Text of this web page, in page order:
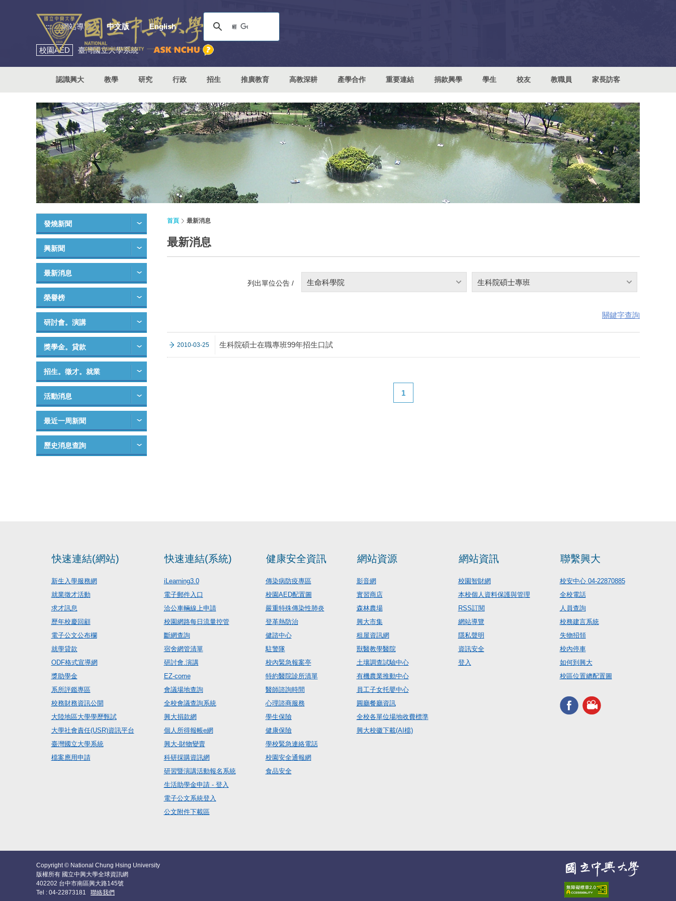
::: 網站導覽 中文版 English
校園AED 臺灣國立大學系統
認識興大 教學 研究 行政 招生 推廣教育 高教深耕 產學合作 重要連結 捐款興學 學生 校友 教職員 家長訪客
發燒新聞
興新聞
最新消息
榮譽榜
研討會。演講
獎學金。貸款
招生。徵才。就業
活動消息
最近一周新聞
歷史消息查詢
首頁 最新消息
最新消息
列出單位公告 / 生命科學院 生科院碩士專班
關鍵字查詢
2010-03-25 生科院碩士在職專班99年招生口試
1
快速連結(網站)
新生入學服務網
就業徵才活動
求才訊息
歷年校慶回顧
電子公文公布欄
就學貸款
ODF格式宣導網
獎助學金
系所評鑑專區
校務財務資訊公開
大陸地區大學學歷甄試
大學社會責任(USR)資訊平台
臺灣國立大學系統
檔案應用申請
快速連結(系統)
iLearning3.0
電子郵件入口
洽公車輛線上申請
校園網路每日流量控管
斷網查詢
宿舍網管清單
研討會.演講
EZ-come
會議場地查詢
全校會議查詢系統
興大捐款網
個人所得報帳e網
興大-財物變賣
科研採購資訊網
研習暨演講活動報名系統
生活助學金申請 - 登入
電子公文系統登入
公文附件下載區
健康安全資訊
傳染病防疫專區
校園AED配置圖
嚴重特殊傳染性肺炎
登革熱防治
健諮中心
駐警隊
校內緊急報案亭
特約醫院診所清單
醫師諮詢時間
心理諮商服務
學生保險
健康保險
學校緊急連絡電話
校園安全通報網
食品安全
網站資源
影音網
實習商店
森林農場
興大市集
租屋資訊網
獸醫教學醫院
土壤調查試驗中心
有機農業推動中心
員工子女托嬰中心
圓廳餐廳資訊
全校各單位場地收費標準
興大校徽下載(AI檔)
網站資訊
校園智財網
本校個人資料保護與管理
RSS訂閱
網站導覽
隱私聲明
資訊安全
登入
聯繫興大
校安中心 04-22870885
全校電話
人員查詢
校務建言系統
失物招領
校內停車
如何到興大
校區位置總配置圖
Copyright © National Chung Hsing University
版權所有 國立中興大學全球資訊網
402202 台中市南區興大路145號
Tel : 04-22873181 聯絡我們